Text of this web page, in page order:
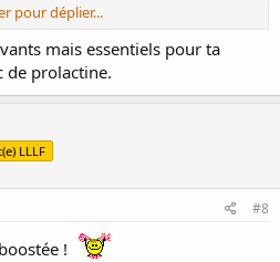
! C’est vrai les coquillages aussi, je
c’était pas top pour ce genre de
je vais la demander !
pour déplier...
mais essentiels pour ta
de prolactine.
LLLF
#8
!